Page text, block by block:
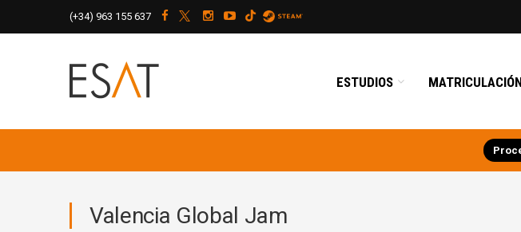
(+34) 963 155 637
ESTUDIOS
Valencia Global Jam